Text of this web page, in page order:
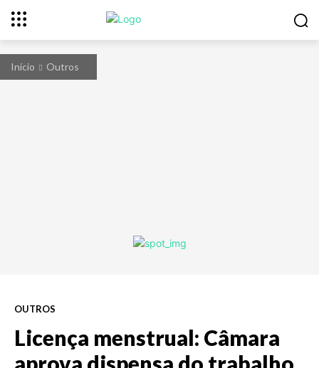
Início Outros
OUTROS
Licença menstrual: Câmara
aprova dispensa do trabalho